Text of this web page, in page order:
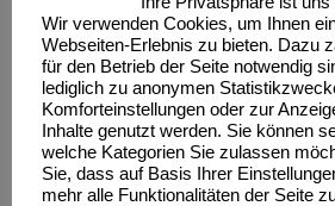
Wir verwenden Cookies, um Ihnen
Webseiten-Erlebnis zu bieten. Dazu
für den Betrieb der Seite notwendig
lediglich zu anonymen
Komforteinstellungen oder zur
Inhalte genutzt werden. Sie können
welche Kategorien Sie zulassen
Sie, dass auf Basis Ihrer
mehr alle Funktionalitäten der Seite